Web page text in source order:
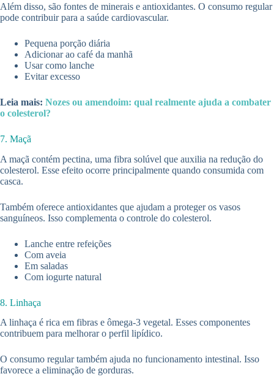
Além disso, são fontes de minerais e antioxidantes. O consumo regular
pode contribuir para a saúde cardiovascular.
Pequena porção diária
Adicionar ao café da manhã
Usar como lanche
Evitar excesso
Leia mais: Nozes ou amendoim: qual realmente ajuda a combater
o colesterol?
7. Maçã
A maçã contém pectina, uma fibra solúvel que auxilia na redução do
colesterol. Esse efeito ocorre principalmente quando consumida com
casca.
Também oferece antioxidantes que ajudam a proteger os vasos
sanguíneos. Isso complementa o controle do colesterol.
Lanche entre refeições
Com aveia
Em saladas
Com iogurte natural
8. Linhaça
A linhaça é rica em fibras e ômega-3 vegetal. Esses componentes
contribuem para melhorar o perfil lipídico.
O consumo regular também ajuda no funcionamento intestinal. Isso
favorece a eliminação de gorduras.